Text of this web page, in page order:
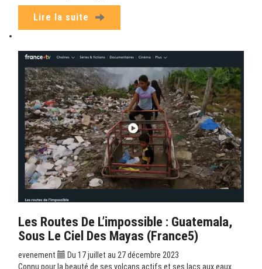
Lire la suite
Les Routes De L’impossible : Guatemala,
Sous Le Ciel Des Mayas (France5)
evenement
Du 17 juillet au 27 décembre 2023
Connu pour la beauté de ses volcans actifs et ses lacs aux eaux